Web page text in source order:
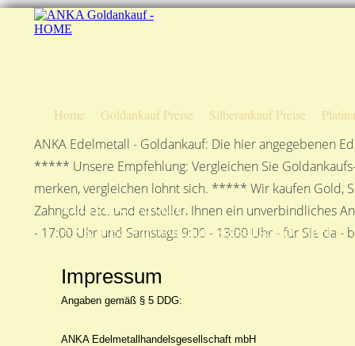
Home Goldankauf Preise Silberankauf Preise
ANKA Edelmetall - Goldankauf: Die hier angegebenen
***** Unsere Empfehlung: Vergleichen Sie
merken, vergleichen lohnt sich. ***** Wir kaufen Gold,
Zahngold etc. und erstellen Ihnen ein unverbindliches
- 17:00 Uhr und Samstags 9:00 - 13:00 Uhr - für Sie
Impressum
ANKA Edelmetallhandelsgesellschaft mbH in
Impressum
Angaben gemäß § 5 DDG:
ANKA Edelmetallhandelsgesellschaft mbH